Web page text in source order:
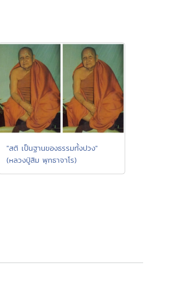
"สติ เป็นฐานของธรรมทั้งปวง"
(หลวงปู่สิม พุทธาจาโร)